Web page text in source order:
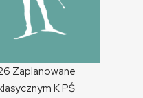
Zaplanowane
KPŚ